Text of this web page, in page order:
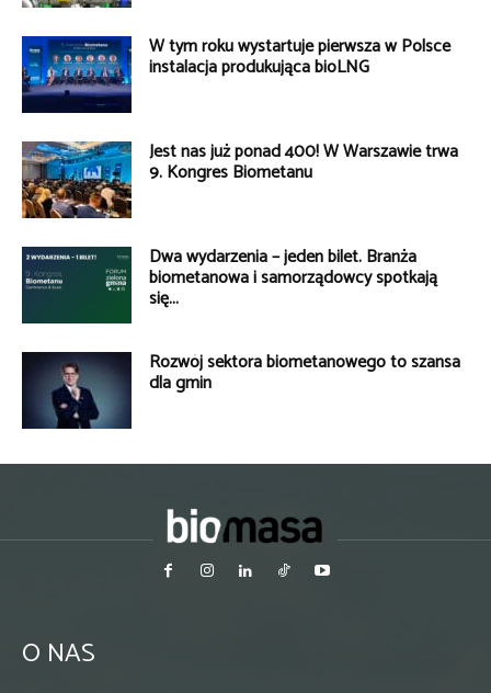
W tym roku wystartuje pierwsza w Polsce
instalacja produkująca bioLNG
Jest nas już ponad 400! W Warszawie trwa
9. Kongres Biometanu
Dwa wydarzenia – jeden bilet. Branża
biometanowa i samorządowcy spotkają
się...
Rozwój sektora biometanowego to szansa
dla gmin
O NAS